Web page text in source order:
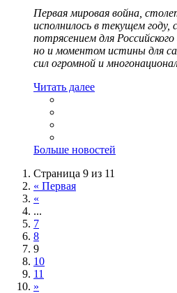
Первая мировая война,
исполнилось в текущем
потрясением для
но и моментом истины для
сил огромной и
Читать далее
Больше новостей
Страница 9 из 11
« Первая
«
...
7
8
9
10
11
»